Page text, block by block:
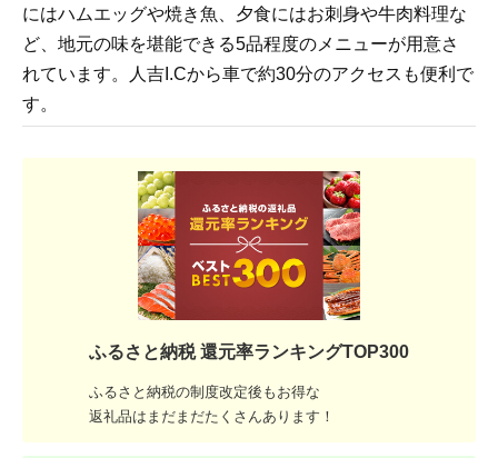
にはハムエッグや焼き魚、夕食にはお刺身や牛肉料理な
ど、地元の味を堪能できる5品程度のメニューが用意さ
れています。人吉I.Cから車で約30分のアクセスも便利で
す。
ふるさと納税 還元率ランキングTOP300
ふるさと納税の制度改定後もお得な
返礼品はまだまだたくさんあります！